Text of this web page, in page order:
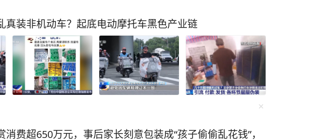
真装非机动车？起底电动摩托车黑色产业链
费超650万元，事后家长刻意包装成“孩子偷偷乱花钱”，